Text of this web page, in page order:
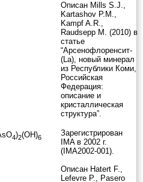
Описан Mills S.J.,
Kartashov P.M.,
Kampf A.R.,
Raudsepp M. (2010) в
статье
“Арсенофлоренсит-
(La), новый минерал
из Республики Коми,
Российская
Федерация:
описание и
кристаллическая
структура”.
4)2(OH)6
Зарегистрирован
IMA в 2002 г.
(IMA2002-001).
Описан Hatert F.,
Lefevre P., Pasero